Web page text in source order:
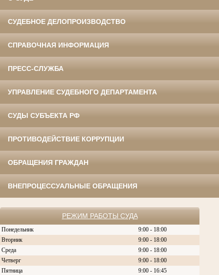
СУДЕБНОЕ ДЕЛОПРОИЗВОДСТВО
СПРАВОЧНАЯ ИНФОРМАЦИЯ
ПРЕСС-СЛУЖБА
УПРАВЛЕНИЕ СУДЕБНОГО ДЕПАРТАМЕНТА
СУДЫ СУБЪЕКТА РФ
ПРОТИВОДЕЙСТВИЕ КОРРУПЦИИ
ОБРАЩЕНИЯ ГРАЖДАН
ВНЕПРОЦЕССУАЛЬНЫЕ ОБРАЩЕНИЯ
РЕЖИМ РАБОТЫ СУДА
Понедельник
9:00 - 18:00
Вторник
9:00 - 18:00
Среда
9:00 - 18:00
Четверг
9:00 - 18:00
Пятница
9:00 - 16:45